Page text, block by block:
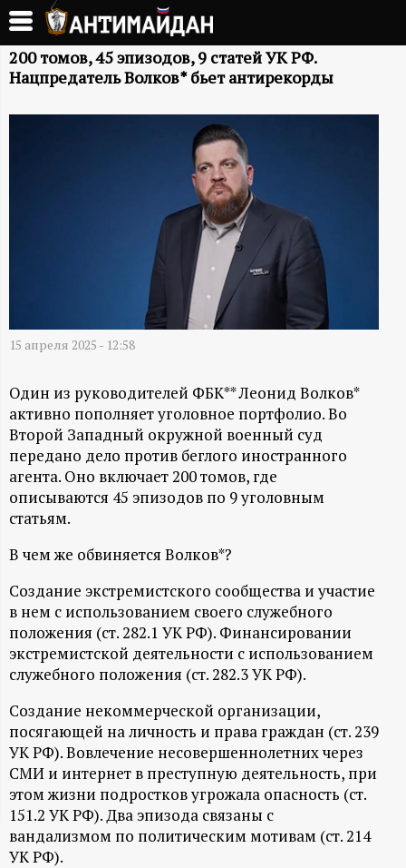
Перейти
основному
содержанию
А
А
Н
-
н
ф
о
р
м
а
ц
200 томов, 45 эпизодов, 9 статей УК РФ.
Нацпредатель Волков* бьет антирекорды
15 апреля 2025 - 12:58
Один из руководителей ФБК** Леонид Волков*
активно пополняет уголовное портфолио. Во
Второй Западный окружной военный суд
передано дело против беглого иностранного
агента. Оно включает 200 томов, где
описываются 45 эпизодов по 9 уголовным
статьям.
В чем же обвиняется Волков*?
Создание экстремистского сообщества и участие
в нем с использованием своего служебного
положения (ст. 282.1 УК РФ). Финансировании
экстремистской деятельности с использованием
служебного положения (ст. 282.3 УК РФ).
Создание некоммерческой организации,
посягающей на личность и права граждан (ст. 239
УК РФ). Вовлечение несовершеннолетних через
СМИ и интернет в преступную деятельность, при
этом жизни подростков угрожала опасность (ст.
151.2 УК РФ). Два эпизода связаны с
вандализмом по политическим мотивам (ст. 214
УК РФ).